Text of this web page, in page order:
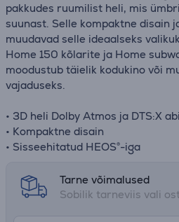
pakkudes ruumilist heli, mis
suunast. Selle kompaktne disain
muudavad selle ideaalseks
Home 150 kõlarite ja Home
moodustub täielik kodukino või
vajaduseks.
• 3D heli Dolby Atmos ja DTS:X
• Kompaktne disain
• Sisseehitatud HEOS®-iga
Tarne võimalused
Sobilik tarneviis vali